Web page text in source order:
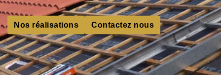
Nos réalisations Contactez nous